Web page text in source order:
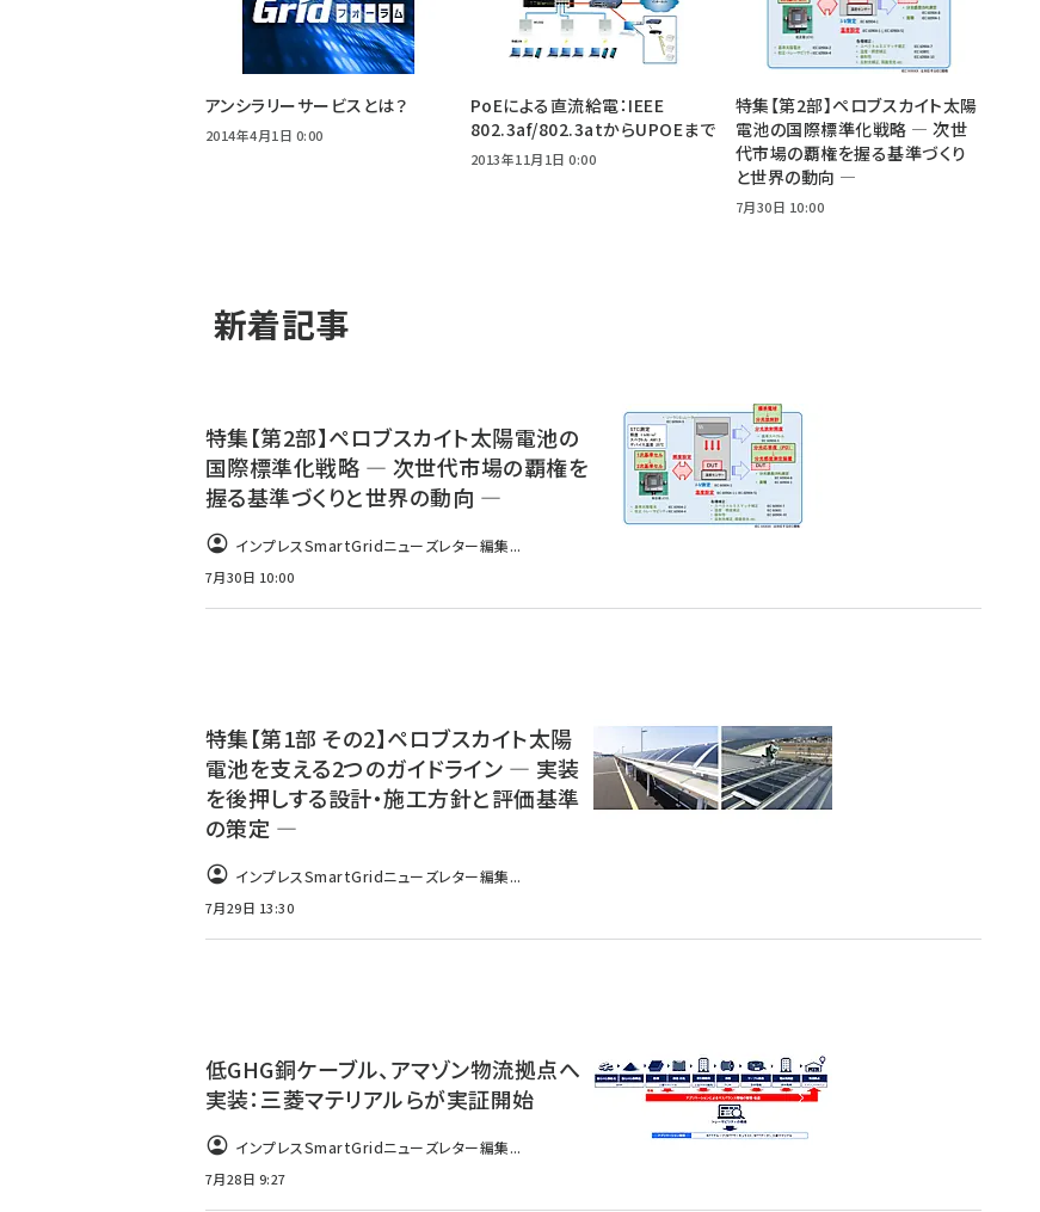
アンシラリーサービスとは？
2014年4月1日 0:00
PoEによる直流給電：IEEE
802.3af/802.3atからUPOEまで
2013年11月1日 0:00
特集【第2部】ペロブスカイト太陽
電池の国際標準化戦略 ― 次世
代市場の覇権を握る基準づくり
と世界の動向 ―
7月30日 10:00
新着記事
特集【第2部】ペロブスカイト太陽電池の
国際標準化戦略 ― 次世代市場の覇権を
握る基準づくりと世界の動向 ―
インプレスSmartGridニューズレター編集...
7月30日 10:00
特集【第1部 その2】ペロブスカイト太陽
電池を支える2つのガイドライン ― 実装
を後押しする設計・施工方針と評価基準
の策定 ―
インプレスSmartGridニューズレター編集...
7月29日 13:30
低GHG銅ケーブル、アマゾン物流拠点へ
実装：三菱マテリアルらが実証開始
インプレスSmartGridニューズレター編集...
7月28日 9:27